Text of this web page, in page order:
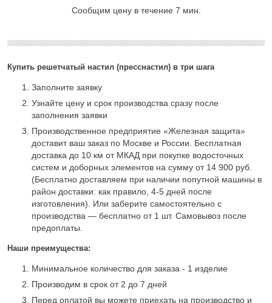
Купить решетчатый настил (пресснастил) в три шага
Заполните заявку
Узнайте цену и срок производства сразу после
заполнения заявки
Производственное предприятие «Железная защита»
доставит ваш заказ по Москве и России. Бесплатная
доставка до 10 км от МКАД при покупке водосточных
систем и доборных элементов на сумму от 14 900 руб.
(Бесплатно доставляем при наличии попутной машины в
район доставки: как правило, 4-5 дней после
изготовления). Или заберите самостоятельно с
производства — бесплатно от 1 шт. Самовывоз после
предоплаты.
Наши преимущества:
Минимальное количество для заказа - 1 изделие
Производим в срок от 2 до 7 дней
Перед оплатой вы можете приехать на производство и
Сообщим цену в течение 7 мин.